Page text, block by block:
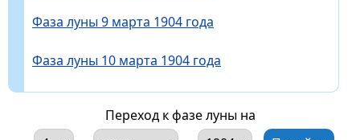
Фаза луны 9 марта 1904 года
Фаза луны 10 марта 1904 года
Переход к фазе луны на